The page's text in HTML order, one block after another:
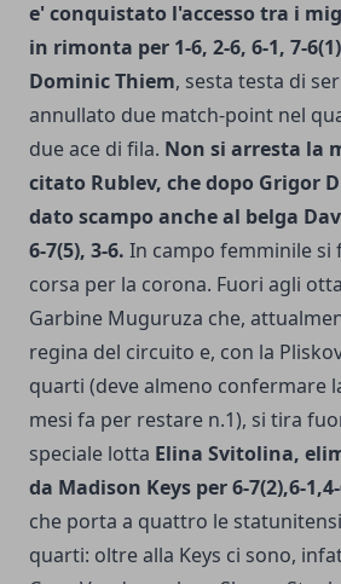
e' conquistato l'accesso tra i
in rimonta per 1-6, 2-6, 6-1, 7-
Dominic Thiem, sesta testa di
annullato due match-point nel
due ace di fila. Non si arresta la
citato Rublev, che dopo Grigor
dato scampo anche al belga
6-7(5), 3-6. In campo femminile si
corsa per la corona. Fuori agli
Garbine Muguruza che,
regina del circuito e, con la
quarti (deve almeno confermare
mesi fa per restare n.1), si tira
speciale lotta Elina Svitolina,
da Madison Keys per 6-7(2),6-
che porta a quattro le
quarti: oltre alla Keys ci sono,